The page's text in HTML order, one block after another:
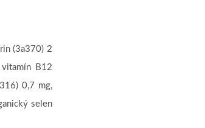
(3a370) 2
B12
0,7 mg,
selen